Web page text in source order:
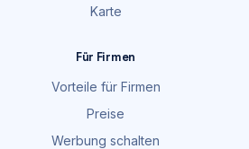
Karte
Für Firmen
Vorteile für Firmen
Preise
Werbung schalten